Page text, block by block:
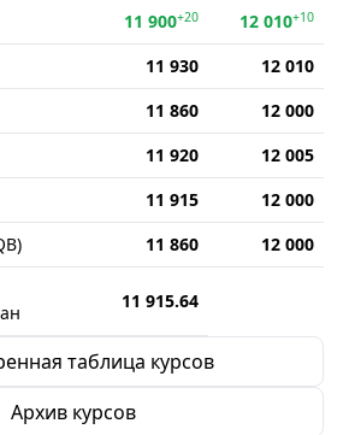
11 900+20 12 010+10
11 930
12 010
11 860
12 000
11 920
12 005
11 915
12 000
11 860
12 000
11 915.64
таблица курсов
Архив курсов